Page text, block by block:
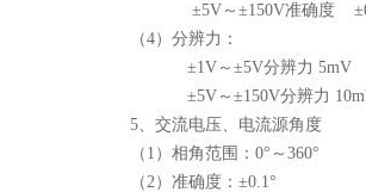
±5V～±150V准确度
（4）分辨力：
±1V～±5V分辨力 5mV
±5V～±150V分辨力
5、交流电压、电流源角度
（1）相角范围：0°～360°
（2）准确度：±0.1°